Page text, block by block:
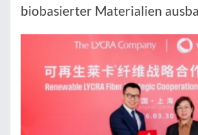
biobasierter Materialien